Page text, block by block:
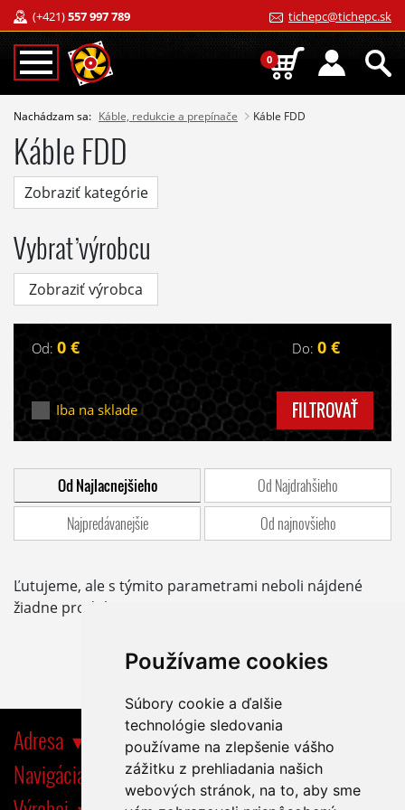
Používame cookies
Súbory cookie a ďalšie
technológie sledovania
používame na zlepšenie vášho
zážitku z prehliadania našich
webových stránok, na to, aby sme
(+421)557 997 789 tichepc@tichepc.sk
0
Nachádzam sa: Káble, redukcie a prepínače Káble FDD
Káble FDD
Zobraziť kategórie
Vybrať výrobcu
Zobraziť výrobca
Od: 0 € Do: 0 €
Iba na sklade FILTROVAŤ
Od Najlacnejšieho
Od Najdrahšieho
Najpredávanejšie
Od najnovšieho
Ľutujeme, ale s týmito parametrami neboli nájdené
žiadne produkty.
Adresa
Navigácia